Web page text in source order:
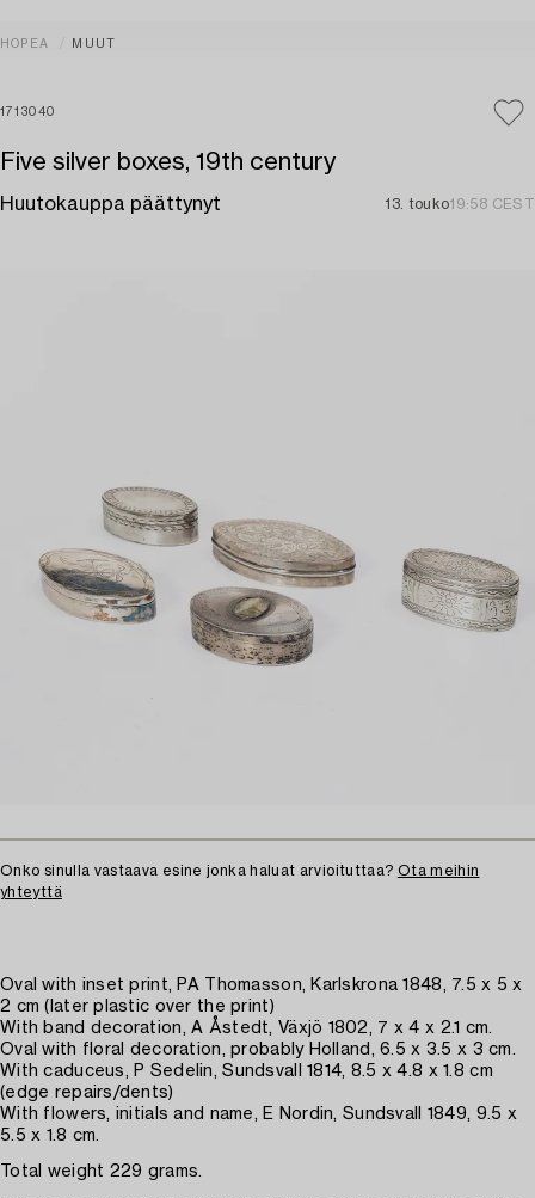
HOPEA MUUT
1713040
Five silver boxes, 19th century
Huutokauppa päättynyt 13. touko19:58 CEST
Onko sinulla vastaava esine jonka haluat arvioituttaa? Ota meihin
yhteyttä
Oval with inset print, PA Thomasson, Karlskrona 1848, 7.5 x 5 x
2 cm (later plastic over the print)
With band decoration, A Åstedt, Växjö 1802, 7 x 4 x 2.1 cm.
Oval with floral decoration, probably Holland, 6.5 x 3.5 x 3 cm.
With caduceus, P Sedelin, Sundsvall 1814, 8.5 x 4.8 x 1.8 cm
(edge repairs/dents)
With flowers, initials and name, E Nordin, Sundsvall 1849, 9.5 x
5.5 x 1.8 cm.
Total weight 229 grams.